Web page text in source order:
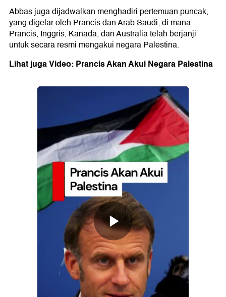
Abbas juga dijadwalkan menghadiri pertemuan puncak,
yang digelar oleh Prancis dan Arab Saudi, di mana
Prancis, Inggris, Kanada, dan Australia telah berjanji
untuk secara resmi mengakui negara Palestina.
Lihat juga Video: Prancis Akan Akui Negara Palestina